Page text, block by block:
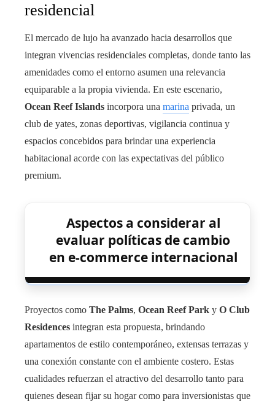
residencial
El mercado de lujo ha avanzado hacia desarrollos que
integran vivencias residenciales completas, donde tanto las
amenidades como el entorno asumen una relevancia
equiparable a la propia vivienda. En este escenario,
Ocean Reef Islands incorpora una marina privada, un
club de yates, zonas deportivas, vigilancia continua y
espacios concebidos para brindar una experiencia
habitacional acorde con las expectativas del público
premium.
Aspectos a considerar al
evaluar políticas de cambio
en e-commerce internacional
Proyectos como The Palms, Ocean Reef Park y O Club
Residences integran esta propuesta, brindando
apartamentos de estilo contemporáneo, extensas terrazas y
una conexión constante con el ambiente costero. Estas
cualidades refuerzan el atractivo del desarrollo tanto para
quienes desean fijar su hogar como para inversionistas que